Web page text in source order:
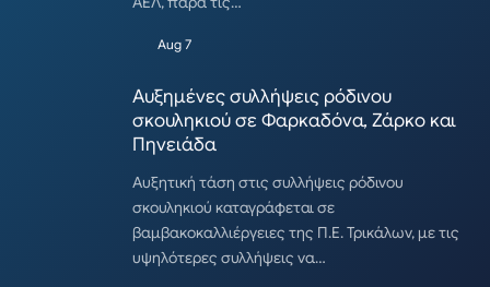
Aug 7
Αυξημένες συλλήψεις ρόδινου
σκουληκιού σε Φαρκαδόνα, Ζάρκο και
Πηνειάδα
Αυξητική τάση στις συλλήψεις ρόδινου
σκουληκιού καταγράφεται σε
βαμβακοκαλλιέργειες της Π.Ε. Τρικάλων, με τις
υψηλότερες συλλήψεις να…